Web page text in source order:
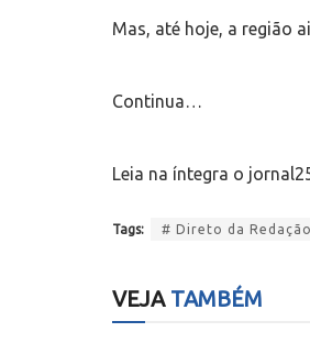
Mas, até hoje, a região
Continua…
Leia na íntegra o
Tags: # Direto da
VEJATAMBÉM